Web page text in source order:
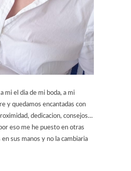
mi el dia de mi boda, a mi
y quedamos encantadas con
dedicacion, consejos…
eso me he puesto en otras
sus manos y no la cambiaria